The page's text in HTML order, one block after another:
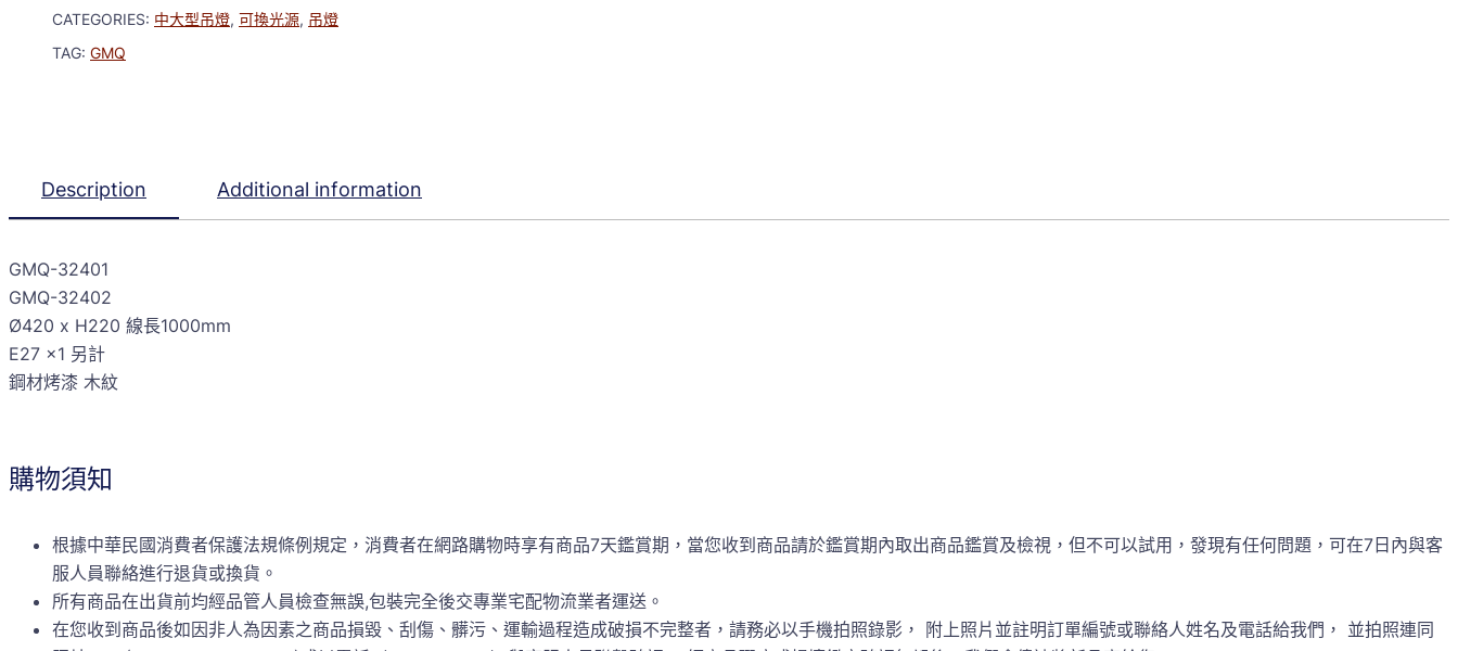
CATEGORIES: 中大型吊燈, 可換光源, 吊燈
TAG: GMQ
Description Additional information
GMQ-32401
GMQ-32402
Ø420 x H220 線長1000mm
E27 x1 另計
鋼材烤漆 木紋
購物須知
根據中華民國消費者保護法規條例規定，消費者在網路購物時享有商品7天鑑賞期，當您收到商品請於鑑賞期內取出商品鑑賞及檢視，但不可以試用，發現有任何問題，可在7日內與客
服人員聯絡進行退貨或換貨。
所有商品在出貨前均經品管人員檢查無誤,包裝完全後交專業宅配物流業者運送。
在您收到商品後如因非人為因素之商品損毀、刮傷、髒污、運輸過程造成破損不完整者，請務必以手機拍照錄影， 附上照片並註明訂單編號或聯絡人姓名及電話給我們， 並拍照連同